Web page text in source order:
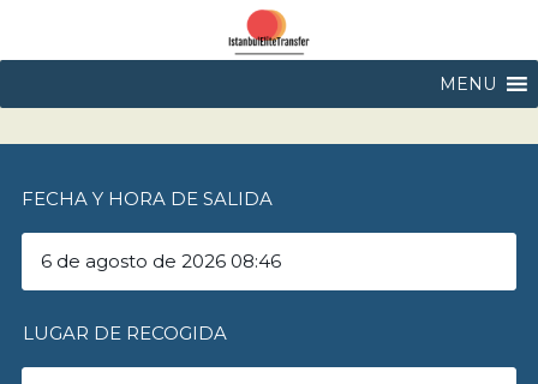
MENU
FECHA Y HORA DE SALIDA
LUGAR DE RECOGIDA